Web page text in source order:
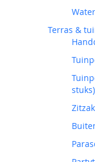
Terras &
stuks)
Zitzak